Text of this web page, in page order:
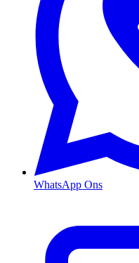
WhatsApp Ons